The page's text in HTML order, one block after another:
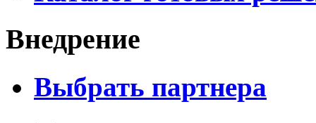
Внедрение
Выбрать партнера